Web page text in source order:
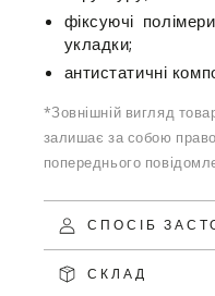
фіксуючі
укладки;
антистатичні
*Зовнішній вигляд
залишає за собою
попереднього
СПОСІБ
СКЛАД